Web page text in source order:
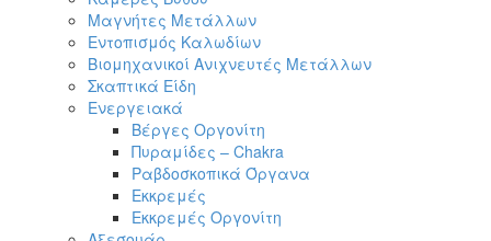
Μαγνήτες Μετάλλων
Εντοπισμός Καλωδίων
Βιομηχανικοί Ανιχνευτές Μετάλλων
Σκαπτικά Είδη
Ενεργειακά
Βέργες Οργονίτη
Πυραμίδες – Chakra
Ραβδοσκοπικά Όργανα
Εκκρεμές
Εκκρεμές Οργονίτη